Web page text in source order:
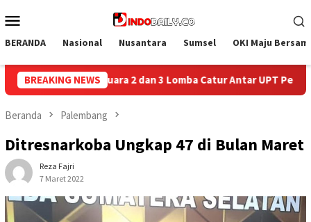
ke
Mobile
BERANDA Nasional Nusantara Sumsel OKI Maju
BREAKING NEWS
Antar UPT Pemasyarakatan se-Palembang Raya
Beranda Palembang
Ditresnarkoba Ungkap 47 di Bulan Maret
Reza Fajri
7 Maret 2022